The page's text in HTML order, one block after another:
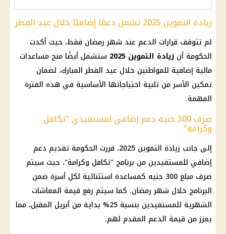
زيادة التموين 2025 تشمل دعمًا إضافيًا خلال عيد الفطر
لم تتوقف قرارات الدعم عند شهر رمضان فقط، حيث أكدت
الحكومة أن زيادة التموين
ستشمل أيضًا منح مساعدات
مالية إضافية للمواطنين خلال عيد الفطر المبارك، لضمان
تمكين الأسر من تلبية احتياجاتها الأساسية في هذه الفترة
المهمة.
صرف 300 جنيه دعم إضافي لمستفيدي "تكافل
وكرامة"
إلى جانب زيادة التموين 2025 ، قررت الحكومة تقديم دعم
إضافي للمستفيدين من برنامج "تكافل وكرامة"، حيث سيتم
صرف مبلغ 300 جنيه كمساعدة استثنائية لكل أسرة ضمن
البرنامج خلال شهر رمضان. كما سيتم رفع قيمة المعاشات
الشهرية للمستفيدين بنسبة 25% بداية من أبريل المقبل، مما
يعزز من قيمة الدعم المقدم لهم.